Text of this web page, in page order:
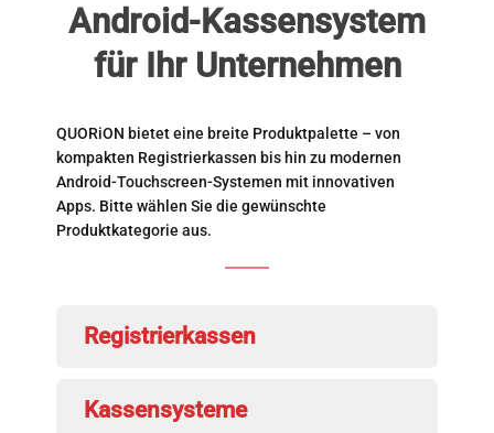
Android-Kassensystem
für Ihr Unternehmen
QUORiON bietet eine breite Produktpalette – von
kompakten Registrierkassen bis hin zu modernen
Android-Touchscreen-Systemen mit innovativen
Apps. Bitte wählen Sie die gewünschte
Produktkategorie aus.
Registrierkassen
Kassensysteme